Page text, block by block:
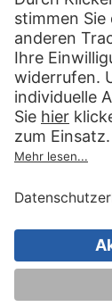
030
Top Artikel
Artikel